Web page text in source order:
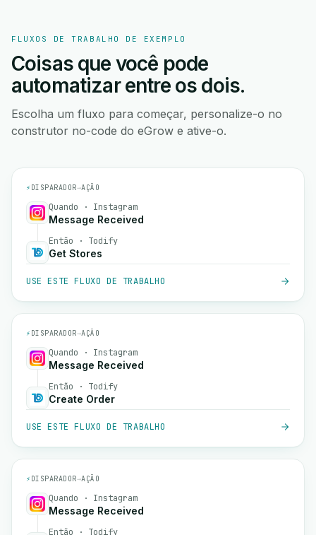
FLUXOS DE TRABALHO DE EXEMPLO
Coisas que você pode
automatizar entre os dois.
Escolha um fluxo para começar, personalize-o no
construtor no-code do eGrow e ative-o.
⚡ DISPARADOR→AÇÃO
Quando · Instagram
Message Received
Então · Todify
Get Stores
USE ESTE FLUXO DE TRABALHO
⚡ DISPARADOR→AÇÃO
Quando · Instagram
Message Received
Então · Todify
Create Order
USE ESTE FLUXO DE TRABALHO
⚡ DISPARADOR→AÇÃO
Quando · Instagram
Message Received
Então · Todify